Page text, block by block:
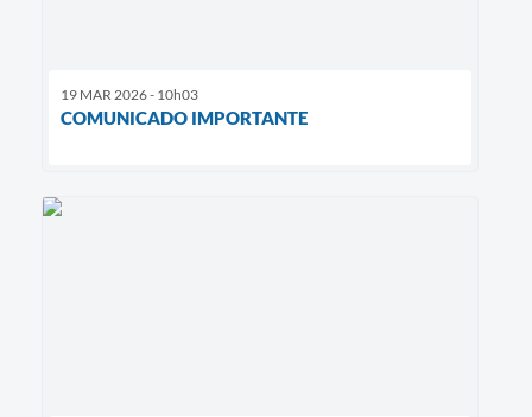
19 MAR 2026 - 10h03
COMUNICADO IMPORTANTE